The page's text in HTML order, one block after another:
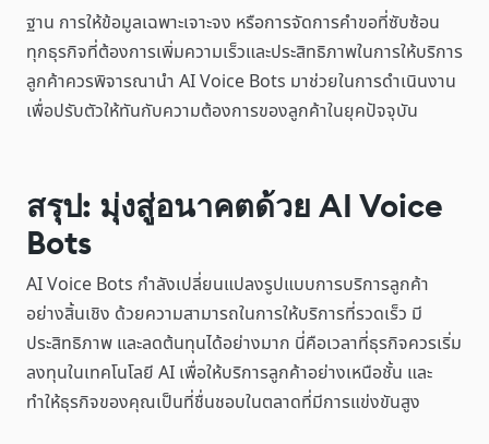
ฐาน การให้ข้อมูลเฉพาะเจาะจง หรือการจัดการคำขอที่ซับซ้อน
ทุกธุรกิจที่ต้องการเพิ่มความเร็วและประสิทธิภาพในการให้บริการ
ลูกค้าควรพิจารณานำ AI Voice Bots มาช่วยในการดำเนินงาน
เพื่อปรับตัวให้ทันกับความต้องการของลูกค้าในยุคปัจจุบัน
สรุป: มุ่งสู่อนาคตด้วย AI Voice
Bots
AI Voice Bots กำลังเปลี่ยนแปลงรูปแบบการบริการลูกค้า
อย่างสิ้นเชิง ด้วยความสามารถในการให้บริการที่รวดเร็ว มี
ประสิทธิภาพ และลดต้นทุนได้อย่างมาก นี่คือเวลาที่ธุรกิจควรเริ่ม
ลงทุนในเทคโนโลยี AI เพื่อให้บริการลูกค้าอย่างเหนือชั้น และ
ทำให้ธุรกิจของคุณเป็นที่ชื่นชอบในตลาดที่มีการแข่งขันสูง